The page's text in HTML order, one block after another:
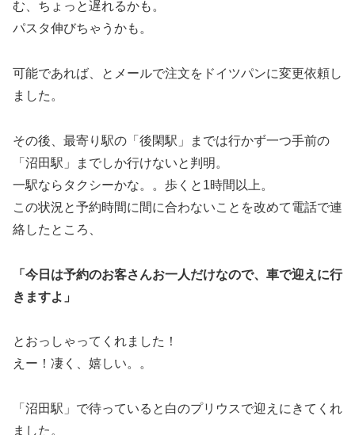
む、ちょっと遅れるかも。
パスタ伸びちゃうかも。
可能であれば、とメールで注文をドイツパンに変更依頼し
ました。
その後、最寄り駅の「後閑駅」までは行かず一つ手前の
「沼田駅」までしか行けないと判明。
一駅ならタクシーかな。。歩くと1時間以上。
この状況と予約時間に間に合わないことを改めて電話で連
絡したところ、
「今日は予約のお客さんお一人だけなので、車で迎えに行
きますよ」
とおっしゃってくれました！
えー！凄く、嬉しい。。
「沼田駅」で待っていると白のプリウスで迎えにきてくれ
ました。